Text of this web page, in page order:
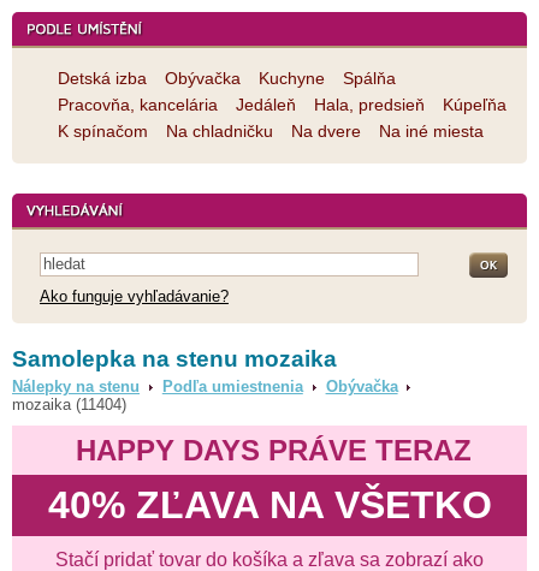
Detská izba Obývačka Kuchyne
Spálňa
Pracovňa, kancelária
Jedáleň Hala, predsieň
Kúpeľňa
K spínačom
Na chladničku Na dvere Na iné miesta
Ako funguje vyhľadávanie?
Samolepka na stenu mozaika
Nálepky na stenu Podľa umiestnenia
Obývačka
mozaika (11404)
HAPPY DAYS PRÁVE TERAZ
40% ZĽAVA NA VŠETKO
Stačí pridať tovar do košíka a zľava sa zobrazí ako